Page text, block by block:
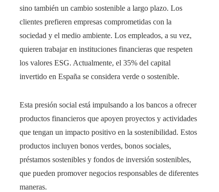
sino también un cambio sostenible a largo plazo. Los
clientes prefieren empresas comprometidas con la
sociedad y el medio ambiente. Los empleados, a su vez,
quieren trabajar en instituciones financieras que respeten
los valores ESG. Actualmente, el 35% del capital
invertido en España se considera verde o sostenible.
Esta presión social está impulsando a los bancos a ofrecer
productos financieros que apoyen proyectos y actividades
que tengan un impacto positivo en la sostenibilidad. Estos
productos incluyen bonos verdes, bonos sociales,
préstamos sostenibles y fondos de inversión sostenibles,
que pueden promover negocios responsables de diferentes
maneras.